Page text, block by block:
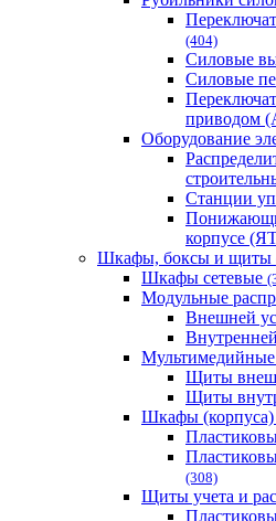
(404)
Силовые
Cиловые
приводом
Оборудование
Станции
корпусе
Шкафы, боксы и щиты
Шкафы сетевые
Модульные
Внешней
Щиты
Щиты
Шкафы
(308)
Щиты учета и